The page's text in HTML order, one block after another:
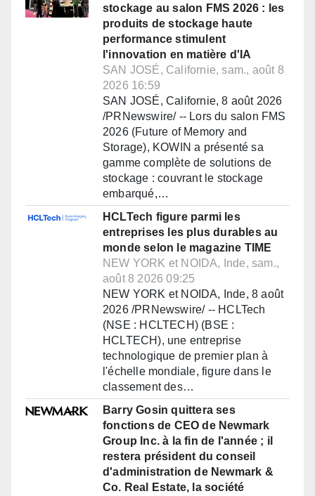
stockage au salon FMS 2026 : les
produits de stockage haute
performance stimulent
l'innovation en matière d'IA
SAN JOSÉ, Californie, sam., août 8
2026 16:59
SAN JOSÉ, Californie, 8 août 2026
/PRNewswire/ -- Lors du salon FMS
2026 (Future of Memory and
Storage), KOWIN a présenté sa
gamme complète de solutions de
stockage : couvrant le stockage
embarqué,…
HCLTech figure parmi les
entreprises les plus durables au
monde selon le magazine TIME
NEW YORK et NOIDA, Inde, sam.,
août 8 2026 09:25
NEW YORK et NOIDA, Inde, 8 août
2026 /PRNewswire/ -- HCLTech
(NSE : HCLTECH) (BSE :
HCLTECH), une entreprise
technologique de premier plan à
l'échelle mondiale, figure dans le
classement des…
Barry Gosin quittera ses
fonctions de CEO de Newmark
Group Inc. à la fin de l'année ; il
restera président du conseil
d'administration de Newmark &
Co. Real Estate, la société